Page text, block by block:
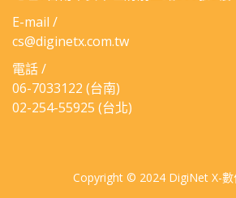
E-mail /
cs@diginetx.com.tw
電話 /
06-​7033122 (台南)
02-254-55925 (台北)
Copyright © 2024 DigiNet X-數